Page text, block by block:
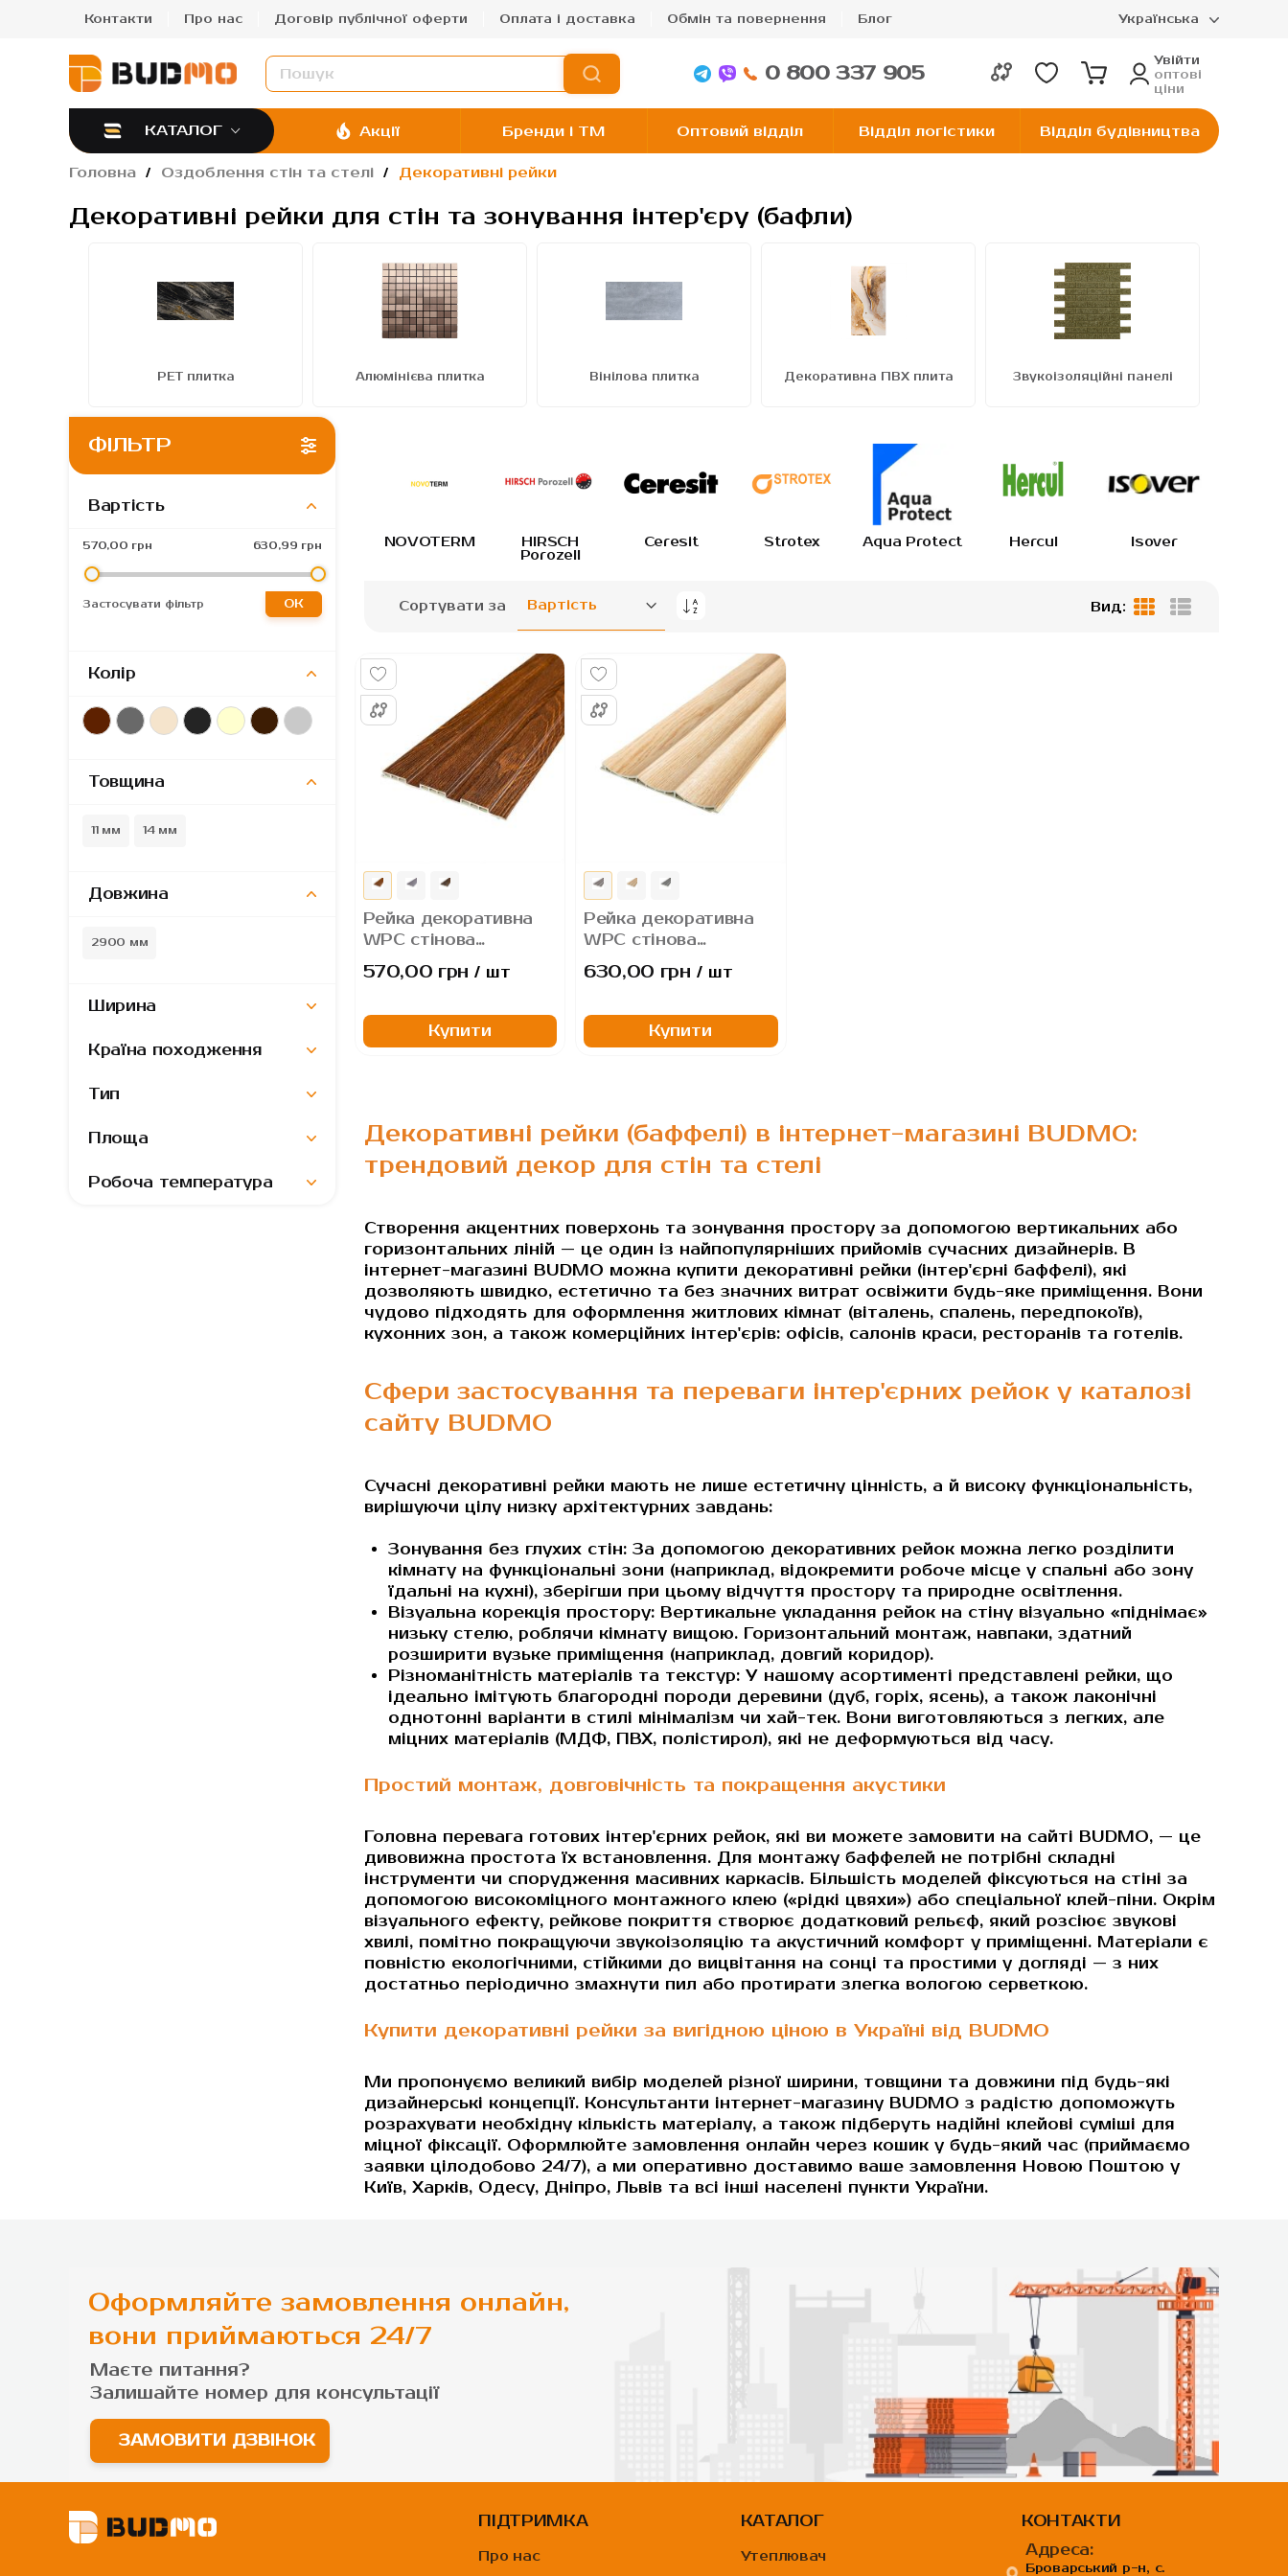
Контакти Про нас Договір публічної оферти Оплата і доставка Обмін та повернення Блог Українська
КАТАЛОГ
0 800 337 905
Увійти
оптові
ціни
Акції Бренди і TM Оптовий відділ Відділ логістики Відділ будівництва
Головна Оздоблення стін та стелі Декоративні рейки
Декоративні рейки для стін та зонування інтер'єру (бафли)
РЕТ плитка Алюмінієва плитка Вінілова плитка Декоративна ПВХ плита Звукоізоляційні панелі
Gordon Kronospan NOVOTERM
HIRSCH
Porozell
Ceresit Strotex Aqua Protect Hercul Isover
Сортувати за
Сортувати
порядку
збільшення
Вид:
...
Рейка декоративна
WPC стінова
2900х200х11 мм
570,00 грн / шт
Купити
...
Рейка декоративна
WPC стінова
2900х205х14 мм
630,00 грн / шт
Купити
Декоративні рейки (баффелі) в інтернет-магазині BUDMO:
трендовий декор для стін та стелі
Створення акцентних поверхонь та зонування простору за допомогою вертикальних або
горизонтальних ліній — це один із найпопулярніших прийомів сучасних дизайнерів. В
інтернет-магазині BUDMO можна купити декоративні рейки (інтер'єрні баффелі), які
дозволяють швидко, естетично та без значних витрат освіжити будь-яке приміщення. Вони
чудово підходять для оформлення житлових кімнат (віталень, спалень, передпокоїв),
кухонних зон, а також комерційних інтер'єрів: офісів, салонів краси, ресторанів та готелів.
Сфери застосування та переваги інтер'єрних рейок у каталозі
сайту BUDMO
Сучасні декоративні рейки мають не лише естетичну цінність, а й високу функціональність,
вирішуючи цілу низку архітектурних завдань:
Зонування без глухих стін: За допомогою декоративних рейок можна легко розділити
кімнату на функціональні зони (наприклад, відокремити робоче місце у спальні або зону
їдальні на кухні), зберігши при цьому відчуття простору та природне освітлення.
Візуальна корекція простору: Вертикальне укладання рейок на стіну візуально «піднімає»
низьку стелю, роблячи кімнату вищою. Горизонтальний монтаж, навпаки, здатний
розширити вузьке приміщення (наприклад, довгий коридор).
Різноманітність матеріалів та текстур: У нашому асортименті представлені рейки, що
ідеально імітують благородні породи деревини (дуб, горіх, ясень), а також лаконічні
однотонні варіанти в стилі мінімалізм чи хай-тек. Вони виготовляються з легких, але
міцних матеріалів (МДФ, ПВХ, полістирол), які не деформуються від часу.
Простий монтаж, довговічність та покращення акустики
Головна перевага готових інтер'єрних рейок, які ви можете замовити на сайті BUDMO, — це
дивовижна простота їх встановлення. Для монтажу баффелей не потрібні складні
інструменти чи спорудження масивних каркасів. Більшість моделей фіксуються на стіні за
допомогою високоміцного монтажного клею («рідкі цвяхи») або спеціальної клей-піни. Окрім
візуального ефекту, рейкове покриття створює додатковий рельєф, який розсіює звукові
хвилі, помітно покращуючи звукоізоляцію та акустичний комфорт у приміщенні. Матеріали є
повністю екологічними, стійкими до вицвітання на сонці та простими у догляді — з них
достатньо періодично змахнути пил або протирати злегка вологою серветкою.
Купити декоративні рейки за вигідною ціною в Україні від BUDMO
Ми пропонуємо великий вибір моделей різної ширини, товщини та довжини під будь-які
дизайнерські концепції. Консультанти інтернет-магазину BUDMO з радістю допоможуть
розрахувати необхідну кількість матеріалу, а також підберуть надійні клейові суміші для
міцної фіксації. Оформлюйте замовлення онлайн через кошик у будь-який час (приймаємо
заявки цілодобово 24/7), а ми оперативно доставимо ваше замовлення Новою Поштою у
Київ, Харків, Одесу, Дніпро, Львів та всі інші населені пункти України.
ФІЛЬТР
Вартість
570,00 грн 630,99 грн
Застосувати фільтр ОК
Колір
Товщина
11 мм 14 мм
Довжина
2900 мм
Ширина
Країна походження
Тип
Площа
Робоча температура
Оформляйте замовлення онлайн,
вони приймаються 24/7
Маєте питання?
Залишайте номер для консультації
ЗАМОВИТИ ДЗВІНОК
ПІДТРИМКА
Про нас
КАТАЛОГ
Утеплювач
КОНТАКТИ
Адреса:
Броварський р-н, с.